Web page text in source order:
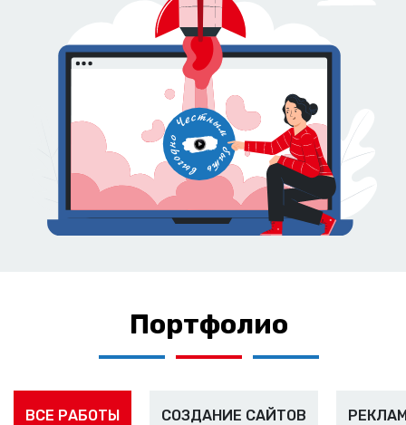
Портфолио
ВСЕ РАБОТЫ СОЗДАНИЕ САЙТОВ